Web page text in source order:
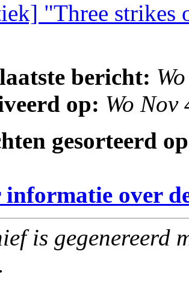
"Three strikes
bericht:
op: Wo
gesorteerd
informatie over
is gegenereerd